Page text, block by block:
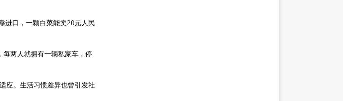
进口，一颗白菜能卖20元人民
两人就拥有一辆私家车，停
应。生活习惯差异也曾引发社